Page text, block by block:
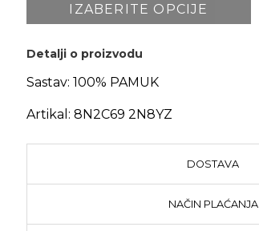
IZABERITE OPCIJE
Detalji o proizvodu
Sastav: 100% PAMUK
Artikal: 8N2C69 2N8YZ
DOSTAVA
NAČIN PLAĆANJA